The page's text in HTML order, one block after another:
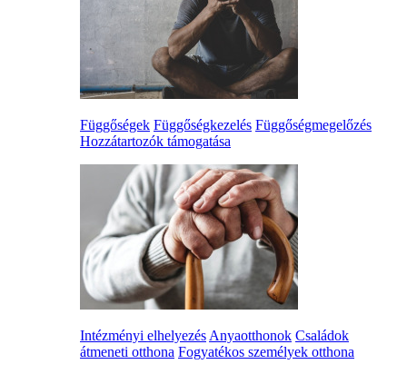
Függőségek Függőségkezelés Függőségmegelőzés
Hozzátartozók támogatása
Intézményi elhelyezés Anyaotthonok Családok
átmeneti otthona Fogyatékos személyek otthona